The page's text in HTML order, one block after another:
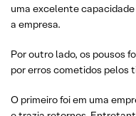
uma excelente
a empresa.
Por outro lado, os pousos
por erros cometidos pelos
O primeiro foi em uma